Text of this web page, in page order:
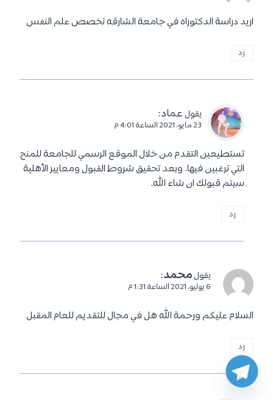
اريد دراسة الدكتوراه في جامعة الشارقه تخصص علم النفس
رد
يقول عماد:
23 مايو، 2021 الساعة 4:01 م
تستطيعين التقدم من خلال الموقع الرسمي للجامعة للمنح
التي ترغبين فيها. وبعد تحقيق شروط القبول ومعايير الأهلية
سيتم قبولك ان شاء الله.
رد
يقول محمد:
6 يوليو، 2021 الساعة 1:31 م
السلام عليكم ورحمة الله هل في مجال للتقديم للعام المقبل
رد